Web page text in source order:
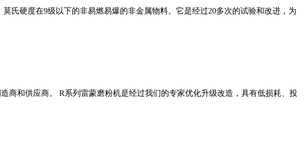
氏硬度在9级以下的非易燃易爆的非金属物料。它是经过20多次的试验和改进，为
商和供应商。 R系列雷蒙磨粉机是经过我们的专家优化升级改造，具有低损耗、投